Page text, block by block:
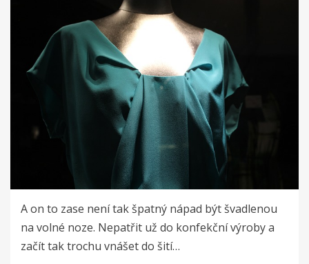
A on to zase není tak špatný nápad být švadlenou
na volné noze. Nepatřit už do konfekční výroby a
začít tak trochu vnášet do šití…